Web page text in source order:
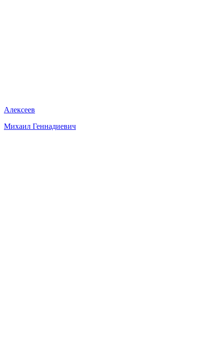
Алексеев
Михаил Геннадиевич